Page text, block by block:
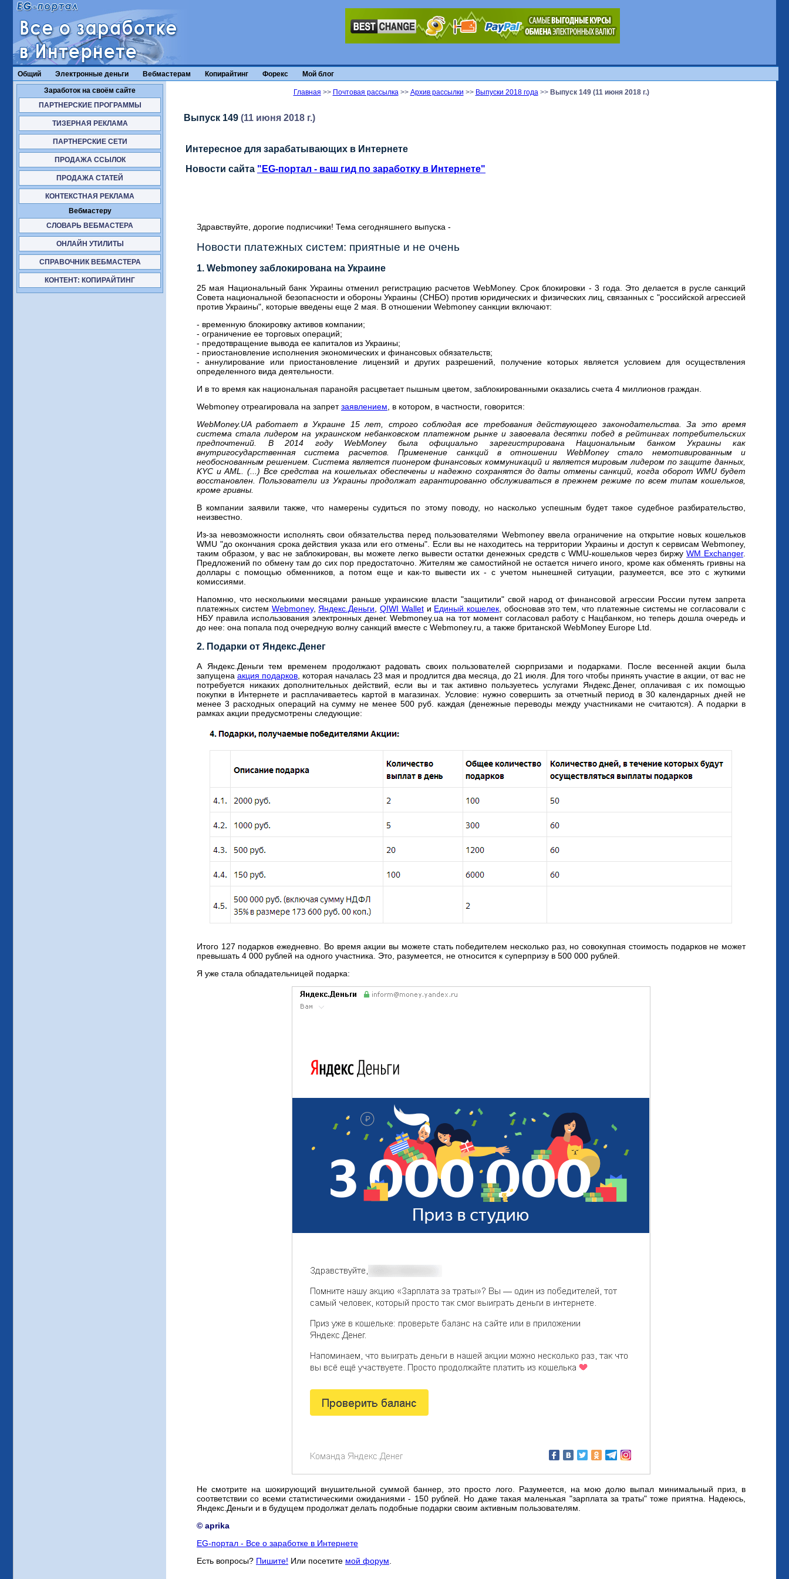
Общий Электронные деньги Вебмастерам Копирайтинг Форекс Мой блог
Заработок на своём сайте
ПАРТНЕРСКИЕ ПРОГРАММЫ
ТИЗЕРНАЯ РЕКЛАМА
ПАРТНЕРСКИЕ СЕТИ
ПРОДАЖА ССЫЛОК
ПРОДАЖА СТАТЕЙ
КОНТЕКСТНАЯ РЕКЛАМА
Вебмастеру
СЛОВАРЬ ВЕБМАСТЕРА
ОНЛАЙН УТИЛИТЫ
СПРАВОЧНИК ВЕБМАСТЕРА
КОНТЕНТ: КОПИРАЙТИНГ
Главная >> Почтовая рассылка>> Архив рассылки >> Выпуски 2018 года>> Выпуск 149 (11 июня 2018 г.)
Выпуск 149 (11 июня 2018 г.)
Интересное для зарабатывающих в Интернете
Новости сайта "EG-портал - ваш гид по заработку в Интернете"
Здравствуйте, дорогие подписчики! Тема сегодняшнего выпуска -
Новости платежных систем: приятные и не очень
1. Webmoney заблокирована на Украине
25 мая Национальный банк Украины отменил регистрацию расчетов WebMoney. Срок блокировки - 3 года. Это делается в русле санкций
Совета национальной безопасности и обороны Украины (СНБО) против юридических и физических лиц, связанных с "российской агрессией
против Украины", которые введены еще 2 мая. В отношении Webmoney санкции включают:
- временную блокировку активов компании;
- ограничение ее торговых операций;
- предотвращение вывода ее капиталов из Украины;
- приостановление исполнения экономических и финансовых обязательств;
- аннулирование или приостановление лицензий и других разрешений, получение которых является условием для осуществления
определенного вида деятельности.
И в то время как национальная паранойя расцветает пышным цветом, заблокированными оказались счета 4 миллионов граждан.
Webmoney отреагировала на запретзаявлением , в котором, в частности, говорится:
WebMoney.UA работает в Украине 15 лет, строго соблюдая все требования действующего законодательства. За это время
система стала лидером на украинском небанковском платежном рынке и завоевала десятки побед в рейтингах потребительских
предпочтений. В 2014 году WebMoney была официально зарегистрирована Национальным банком Украины как
внутригосударственная система расчетов. Применение санкций в отношении WebMoney стало немотивированным и
необоснованным решением. Система является пионером финансовых коммуникаций и является мировым лидером по защите данных,
KYC и AML. (...) Все средства на кошельках обеспечены и надежно сохранятся до даты отмены санкций, когда оборот WMU будет
восстановлен. Пользователи из Украины продолжат гарантированно обслуживаться в прежнем режиме по всем типам кошельков,
кроме гривны.
В компании заявили также, что намерены судиться по этому поводу, но насколько успешным будет такое судебное разбирательство,
неизвестно.
Из-за невозможности исполнять свои обязательства перед пользователями Webmoney ввела ограничение на открытие новых кошельков
WMU "до окончания срока действия указа или его отмены". Если вы не находитесь на территории Украины и доступ к сервисам Webmoney,
таким образом, у вас не заблокирован, вы можете легко вывести остатки денежных средств с WMU-кошельков через биржуWM Exchanger.
Предложений по обмену там до сих пор предостаточно. Жителям же самостийной не остается ничего иного, кроме как обменять гривны на
доллары с помощью обменников, а потом еще и как-то вывести их - с учетом нынешней ситуации, разумеется, все это с жуткими
комиссиями.
Напомню, что несколькими месяцами раньше украинские власти "защитили" свой народ от финансовой агрессии России путем запрета
платежных систем Webmoney, Яндекс.Деньги ,QIWI Walletи Единый кошелек , обосновав это тем, что платежные системы не согласовали с
НБУ правила использования электронных денег. Webmoney.ua на тот момент согласовал работу с Нацбанком, но теперь дошла очередь и
до нее: она попала под очередную волну санкций вместе с Webmoney.ru, а также британской WebMoney Europe Ltd.
2. Подарки от Яндекс.Денег
А Яндекс.Деньги тем временем продолжают радовать своих пользователей сюрпризами и подарками. После весенней акции была
запущена акция подарков , которая началась 23 мая и продлится два месяца, до 21 июля. Для того чтобы принять участие в акции, от вас не
потребуется никаких дополнительных действий, если вы и так активно пользуетесь услугами Яндекс.Денег, оплачивая с их помощью
покупки в Интернете и расплачиваетесь картой в магазинах. Условие: нужно совершить за отчетный период в 30 календарных дней не
менее 3 расходных операций на сумму не менее 500 руб. каждая (денежные переводы между участниками не считаются). А подарки в
рамках акции предусмотрены следующие:
Итого 127 подарков ежедневно. Во время акции вы можете стать победителем несколько раз, но совокупная стоимость подарков не может
превышать 4 000 рублей на одного участника. Это, разумеется, не относится к суперпризу в 500 000 рублей.
Я уже стала обладательницей подарка:
Не смотрите на шокирующий внушительной суммой баннер, это просто лого. Разумеется, на мою долю выпал минимальный приз, в
соответствии со всеми статистическими ожиданиями - 150 рублей. Но даже такая маленькая "зарплата за траты" тоже приятна. Надеюсь,
Яндекс.Деньги и в будущем продолжат делать подобные подарки своим активным пользователям.
© aprika
EG-портал - Все о заработке в Интернете
Есть вопросы? Пишите! Или посетите мой форум